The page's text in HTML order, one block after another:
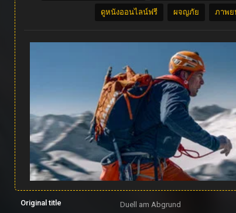
ดูหนังออนไลน์ฟรี ผจญภัย ภาพย
Original title Duell am Abgrund